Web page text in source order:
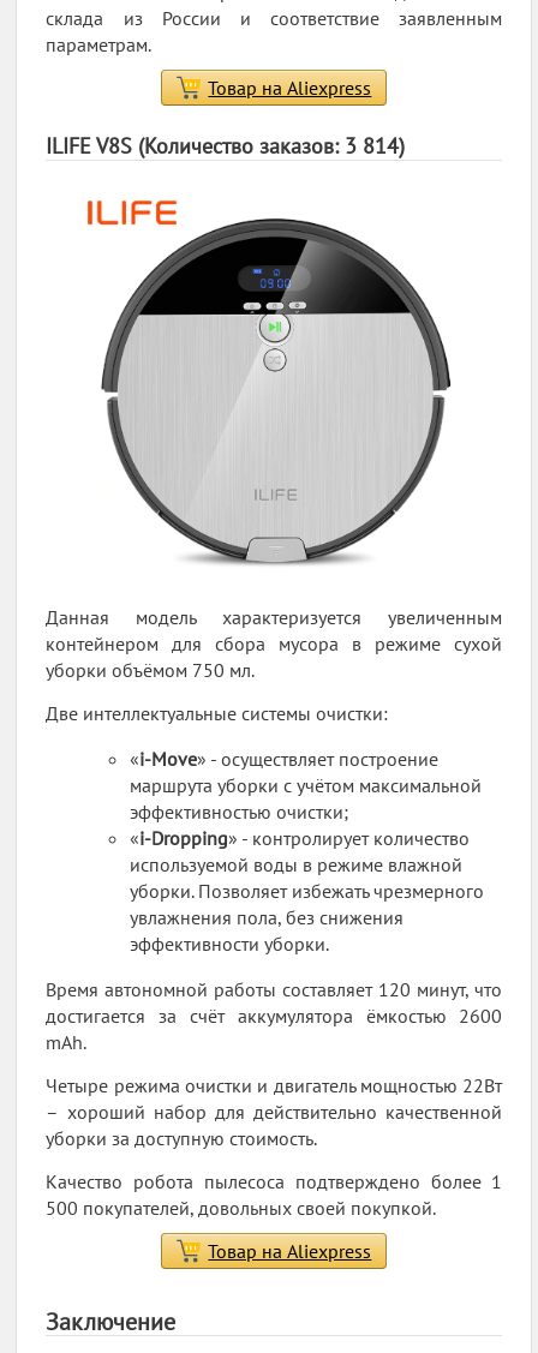
склада из России и соответствие заявленным
параметрам.
Товар на Aliexpress
ILIFE V8S (Количество заказов: 3 814)
Данная модель характеризуется увеличенным
контейнером для сбора мусора в режиме сухой
уборки объёмом 750 мл.
Две интеллектуальные системы очистки:
«i-Move» - осуществляет построение
маршрута уборки с учётом максимальной
эффективностью очистки;
«i-Dropping» - контролирует количество
используемой воды в режиме влажной
уборки. Позволяет избежать чрезмерного
увлажнения пола, без снижения
эффективности уборки.
Время автономной работы составляет 120 минут, что
достигается за счёт аккумулятора ёмкостью 2600
mAh.
Четыре режима очистки и двигатель мощностью 22Вт
– хороший набор для действительно качественной
уборки за доступную стоимость.
Качество робота пылесоса подтверждено более 1
500 покупателей, довольных своей покупкой.
Товар на Aliexpress
Заключение